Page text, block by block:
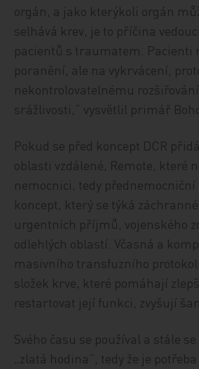
orgán, a jako kterýkoli orgán
selhává krev, je to příčina
pacientů s traumatem. Pacienti
poranění, ale na vykrvácení,
nekontrolovatelnému
srážlivosti,“ vysvětlil primář
Pokud se před koncept DCR
oblasti vzdálené, Remote, které
nemocnici, tedy přednemocniční
koncept, který se týká
urgentních příjmů, vojenského
odlehlých oblastí. Včasná a
masivního transfuzního
složek krve, které pomáhají
restartovat její funkci, zvyšují
Svého času se používal a stále
„zlatá hodina“, tedy že je